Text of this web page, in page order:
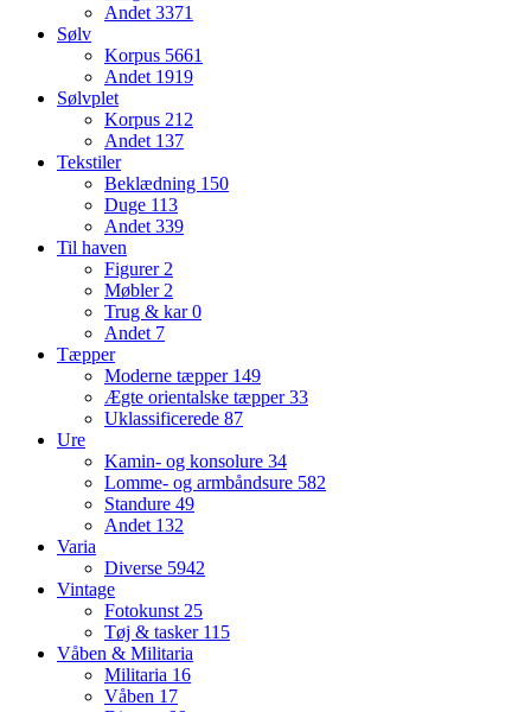
Andet 3371
Sølv
Korpus 5661
Andet 1919
Sølvplet
Korpus 212
Andet 137
Tekstiler
Beklædning 150
Duge 113
Andet 339
Til haven
Figurer 2
Møbler 2
Trug & kar0
Andet 7
Tæpper
Moderne tæpper 149
Ægte orientalske tæpper33
Uklassificerede 87
Ure
Kamin- og konsolure 34
Lomme- og armbåndsure 582
Standure 49
Andet 132
Varia
Diverse 5942
Vintage
Fotokunst 25
Tøj & tasker 115
Våben & Militaria
Militaria 16
Våben 17